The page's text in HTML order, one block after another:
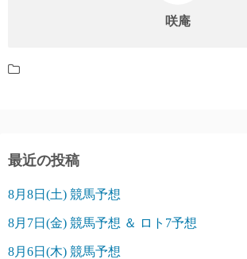
咲庵
最近の投稿
8月8日(土) 競馬予想
8月7日(金) 競馬予想 ＆ ロト7予想
8月6日(木) 競馬予想